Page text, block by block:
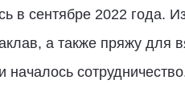
сентябре 2022 года.
а также пряжу для